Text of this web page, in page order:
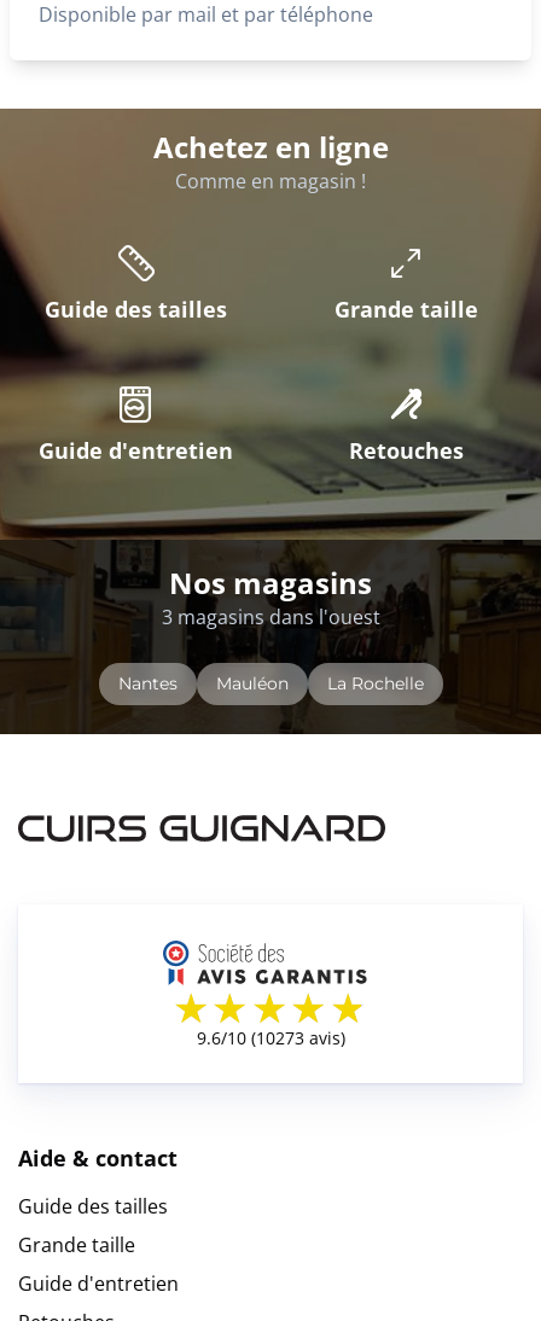
Disponible par mail et par téléphone
Achetez en ligne
Comme en magasin !
Guide des tailles Grande taille
Guide d'entretien Retouches
Nos magasins
3 magasins dans l'ouest
Nantes Mauléon La Rochelle
Aide & contact
Guide des tailles
Grande taille
Guide d'entretien